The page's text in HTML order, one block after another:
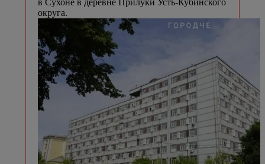
округа.